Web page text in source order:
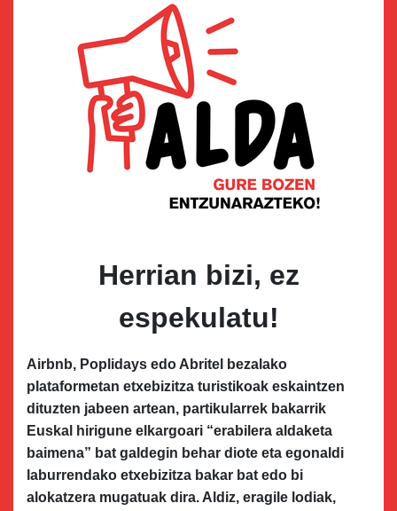
Herrian bizi, ez
espekulatu!
Airbnb, Poplidays edo Abritel bezalako
plataformetan etxebizitza turistikoak eskaintzen
dituzten jabeen artean, partikularrek bakarrik
Euskal hirigune elkargoari “erabilera aldaketa
baimena” bat galdegin behar diote eta egonaldi
laburrendako etxebizitza bakar bat edo bi
alokatzera mugatuak dira. Aldiz, eragile lodiak,